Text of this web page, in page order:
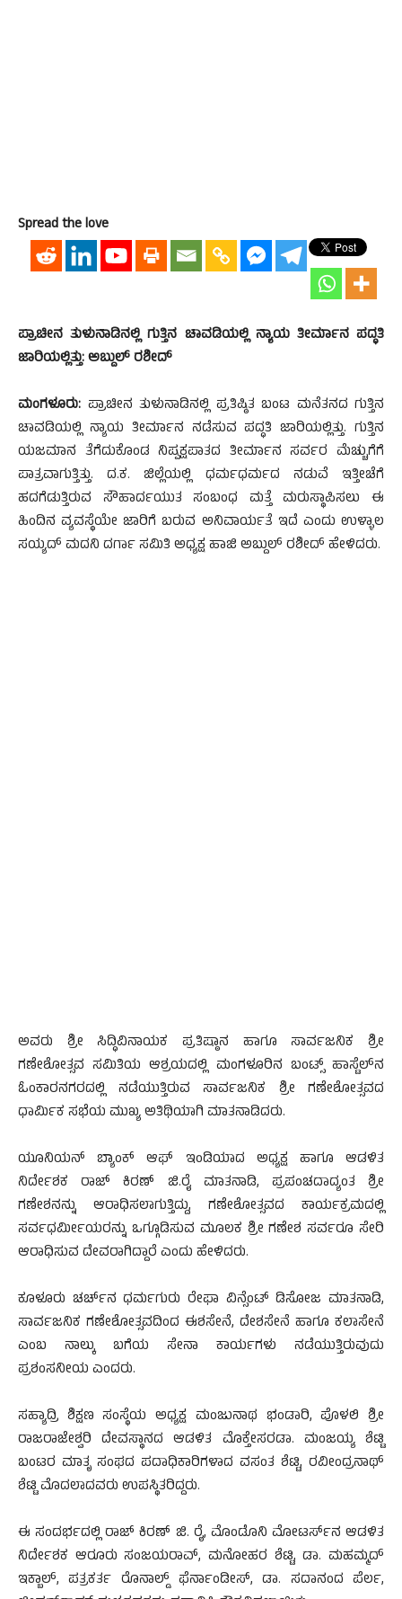
Spread the love
ಪ್ರಾಚೀನ ತುಳುನಾಡಿನಲ್ಲಿ ಗುತ್ತಿನ ಚಾವಡಿಯಲ್ಲಿ ನ್ಯಾಯ ತೀರ್ಮಾನ ಪದ್ಧತಿ
ಜಾರಿಯಲ್ಲಿತ್ತು: ಅಬ್ದುಲ್ ರಶೀದ್
ಮಂಗಳೂರು: ಪ್ರಾಚೀನ ತುಳುನಾಡಿನಲ್ಲಿ ಪ್ರತಿಷ್ಠಿತ ಬಂಟ ಮನೆತನದ ಗುತ್ತಿನ
ಚಾವಡಿಯಲ್ಲಿ ನ್ಯಾಯ ತೀರ್ಮಾನ ನಡೆಸುವ ಪದ್ಧತಿ ಜಾರಿಯಲ್ಲಿತ್ತು. ಗುತ್ತಿನ
ಯಜಮಾನ ತೆಗೆದುಕೊಂಡ ನಿಷ್ಪಕ್ಷಪಾತದ ತೀರ್ಮಾನ ಸರ್ವರ ಮೆಚ್ಚುಗೆಗೆ
ಪಾತ್ರವಾಗುತ್ತಿತ್ತು. ದ.ಕ. ಜಿಲ್ಲೆಯಲ್ಲಿ ಧರ್ಮಧರ್ಮದ ನಡುವೆ ಇತ್ತೀಚೆಗೆ
ಹದಗೆಡುತ್ತಿರುವ ಸೌಹಾರ್ದಯುತ ಸಂಬಂಧ ಮತ್ತೆ ಮರುಸ್ಥಾಪಿಸಲು ಈ
ಹಿಂದಿನ ವ್ಯವಸ್ಥೆಯೇ ಜಾರಿಗೆ ಬರುವ ಅನಿವಾರ್ಯತೆ ಇದೆ ಎಂದು ಉಳ್ಳಾಲ
ಸಯ್ಯದ್ ಮದನಿ ದರ್ಗಾ ಸಮಿತಿ ಅಧ್ಯಕ್ಷ ಹಾಜಿ ಅಬ್ದುಲ್ ರಶೀದ್ ಹೇಳಿದರು.
ಅವರು ಶ್ರೀ ಸಿದ್ಧಿವಿನಾಯಕ ಪ್ರತಿಷ್ಠಾನ ಹಾಗೂ ಸಾರ್ವಜನಿಕ ಶ್ರೀ
ಗಣೇಶೋತ್ಸವ ಸಮಿತಿಯ ಆಶ್ರಯದಲ್ಲಿ ಮಂಗಳೂರಿನ ಬಂಟ್ಸ್ ಹಾಸ್ಟೆಲ್‍ನ
ಓಂಕಾರನಗರದಲ್ಲಿ ನಡೆಯುತ್ತಿರುವ ಸಾರ್ವಜನಿಕ ಶ್ರೀ ಗಣೇಶೋತ್ಸವದ
ಧಾರ್ಮಿಕ ಸಭೆಯ ಮುಖ್ಯ ಅತಿಥಿಯಾಗಿ ಮಾತನಾಡಿದರು.
ಯೂನಿಯನ್ ಬ್ಯಾಂಕ್ ಆಫ್ ಇಂಡಿಯಾದ ಅಧ್ಯಕ್ಷ ಹಾಗೂ ಆಡಳಿತ
ನಿರ್ದೇಶಕ ರಾಜ್ ಕಿರಣ್ ಜಿ.ರೈ ಮಾತನಾಡಿ, ಪ್ರಪಂಚದಾದ್ಯಂತ ಶ್ರೀ
ಗಣೇಶನನ್ನು ಆರಾಧಿಸಲಾಗುತ್ತಿದ್ದು, ಗಣೇಶೋತ್ಸವದ ಕಾರ್ಯಕ್ರಮದಲ್ಲಿ
ಸರ್ವಧರ್ಮೀಯರನ್ನು ಒಗ್ಗೂಡಿಸುವ ಮೂಲಕ ಶ್ರೀ ಗಣೇಶ ಸರ್ವರೂ ಸೇರಿ
ಆರಾಧಿಸುವ ದೇವರಾಗಿದ್ದಾರೆ ಎಂದು ಹೇಳಿದರು.
ಕೂಳೂರು ಚರ್ಚ್‍ನ ಧರ್ಮಗುರು ರೇಫಾ ವಿನ್ಸೆಂಟ್ ಡಿಸೋಜ ಮಾತನಾಡಿ,
ಸಾರ್ವಜನಿಕ ಗಣೇಶೋತ್ಸವದಿಂದ ಈಶಸೇನೆ, ದೇಶಸೇನೆ ಹಾಗೂ ಕಲಾಸೇನೆ
ಎಂಬ ನಾಲ್ಕು ಬಗೆಯ ಸೇನಾ ಕಾರ್ಯಗಳು ನಡೆಯುತ್ತಿರುವುದು
ಪ್ರಶಂಸನೀಯ ಎಂದರು.
ಸಹ್ಯಾದ್ರಿ ಶಿಕ್ಷಣ ಸಂಸ್ಥೆಯ ಅಧ್ಯಕ್ಷ ಮಂಜುನಾಥ ಭಂಡಾರಿ, ಪೊಳಲಿ ಶ್ರೀ
ರಾಜರಾಜೇಶ್ವರಿ ದೇವಸ್ಥಾನದ ಆಡಳಿತ ಮೊಕ್ತೇಸರಡಾ. ಮಂಜಯ್ಯ ಶೆಟ್ಟಿ
ಬಂಟರ ಮಾತೃ ಸಂಘದ ಪದಾಧಿಕಾರಿಗಳಾದ ವಸಂತ ಶೆಟ್ಟಿ, ರವೀಂದ್ರನಾಥ್
ಶೆಟ್ಟಿ ಮೊದಲಾದವರು ಉಪಸ್ಥಿತರಿದ್ದರು.
ಈ ಸಂದರ್ಭದಲ್ಲಿ ರಾಜ್ ಕಿರಣ್ ಜಿ. ರೈ, ಮೊಂಡೊನಿ ಮೋಟರ್ಸ್‍ನ ಆಡಳಿತ
ನಿರ್ದೇಶಕ ಆರೂರು ಸಂಜಯರಾವ್, ಮನೋಹರ ಶೆಟ್ಟಿ, ಡಾ. ಮಹಮ್ಮದ್
ಇಕ್ಬಾಲ್, ಪತ್ರಕರ್ತ ರೊನಾಲ್ಡ್ ಫೆರ್ನಾಂಡೀಸ್, ಡಾ. ಸದಾನಂದ ಪೆರ್ಲ,